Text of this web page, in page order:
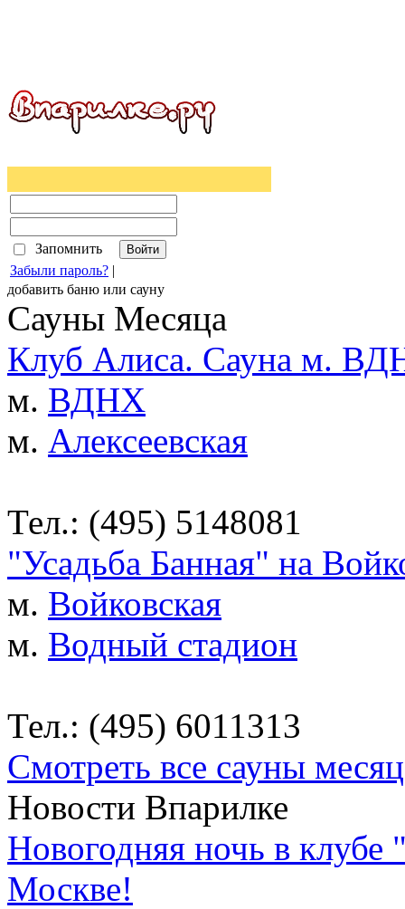
Запомнить
Забыли пароль? |
добавить баню или сауну
Сауны Месяца
Клуб Алиса. Сауна м.
м. ВДНХ
м. Алексеевская
Тел.: (495) 5148081
"Усадьба Банная" на
м. Войковская
м. Водный стадион
Тел.: (495) 6011313
Смотреть все сауны
Новости Впарилке
Новогодняя ночь в
Москве!